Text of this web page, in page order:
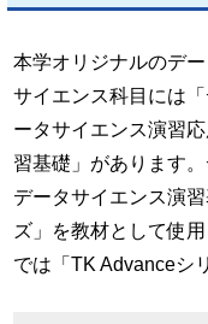
本学オリジナルのデ
サイエンス科目には
ータサイエンス演習
習基礎」があります
データサイエンス演
ズ」を教材として使
では「TK Advanceシ